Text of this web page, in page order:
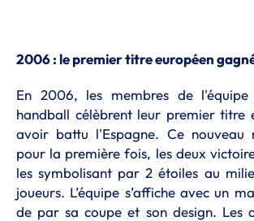
2006 : le premier titre européen
En 2006, les membres de
handball célèbrent leur premier titre
avoir battu l'Espagne. Ce nouveau
pour la première fois, les deux
les symbolisant par 2 étoiles au
joueurs. L’équipe s’affiche avec un
de par sa coupe et son design. Les